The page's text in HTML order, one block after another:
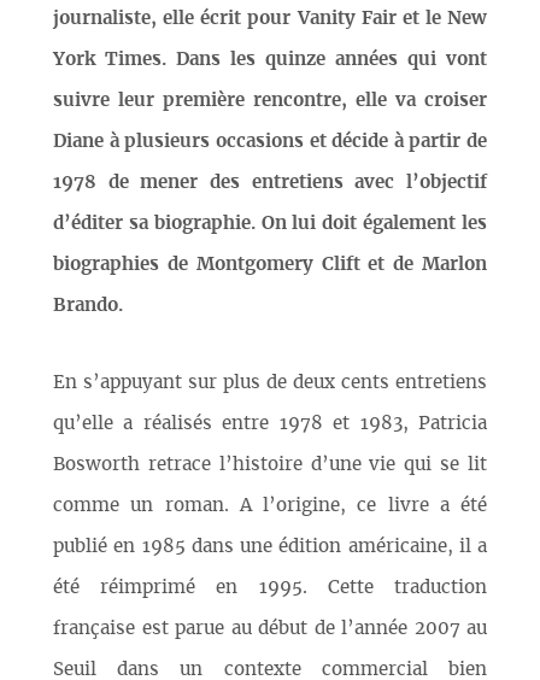
journaliste, elle écrit pour Vanity Fair et le New
York Times. Dans les quinze années qui vont
suivre leur première rencontre, elle va croiser
Diane à plusieurs occasions et décide à partir de
1978 de mener des entretiens avec l’objectif
d’éditer sa biographie. On lui doit également les
biographies de Montgomery Clift et de Marlon
Brando.
En s’appuyant sur plus de deux cents entretiens
qu’elle a réalisés entre 1978 et 1983, Patricia
Bosworth retrace l’histoire d’une vie qui se lit
comme un roman. A l’origine, ce livre a été
publié en 1985 dans une édition américaine, il a
été réimprimé en 1995. Cette traduction
française est parue au début de l’année 2007 au
Seuil dans un contexte commercial bien